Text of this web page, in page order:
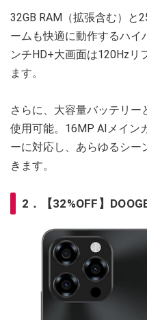
32GB RAM（拡張含む）と
ームも快適に動作するハイ
ンチHD+大画面は120Hzリ
ます。
さらに、大容量バッテリー
使用可能。16MP AIメイン
ーに対応し、あらゆるシ
きます。
2．【32%OFF】